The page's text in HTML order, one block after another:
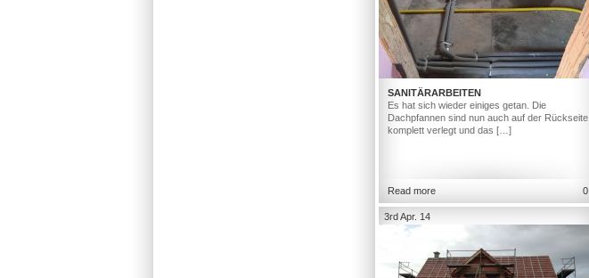
SANITÄRARBEITEN
Es hat sich wieder einiges getan. Die
Dachpfannen sind nun auch auf der Rückseite
komplett verlegt und das […]
Read more 0
3rd Apr. 14